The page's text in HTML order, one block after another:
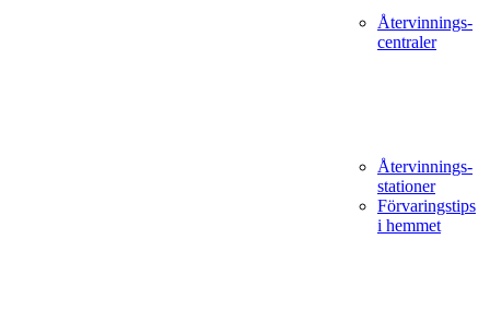
Återvinnings­
centraler
Återvinnings­
stationer
Förvaringstips
i hemmet